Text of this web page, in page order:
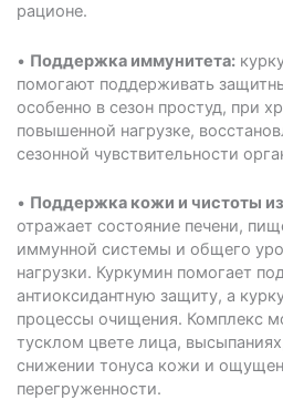
рационе.
• Поддержка иммунитета:
помогают поддерживать
особенно в сезон простуд, при
повышенной нагрузке,
сезонной чувствительности
• Поддержка кожи и чистоты
отражает состояние печени,
иммунной системы и общего
нагрузки. Куркумин помогает
антиоксидантную защиту, а
процессы очищения. Комплекс
тусклом цвете лица,
снижении тонуса кожи и
перегруженности.